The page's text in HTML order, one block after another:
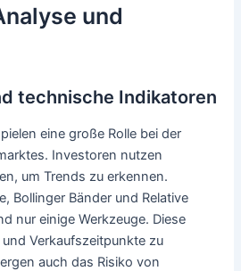
und
technische Indikatoren
eine große Rolle bei der
Investoren nutzen
um Trends zu erkennen.
Bollinger Bänder und Relative
nur einige Werkzeuge. Diese
Verkaufszeitpunkte zu
auch das Risiko von